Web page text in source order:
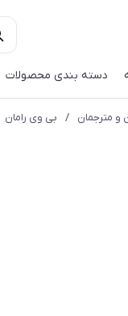
دسته بندی محصولات
و مترجمان / بی وی رامان